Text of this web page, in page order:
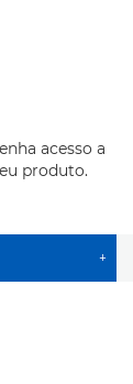
acesso a
produto.
+